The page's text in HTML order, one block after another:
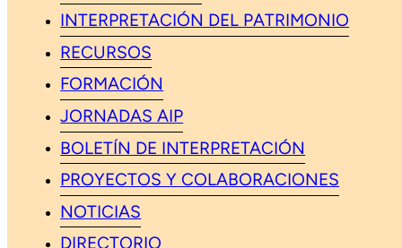
INTERPRETACIÓN DEL PATRIMONIO
RECURSOS
FORMACIÓN
JORNADAS AIP
BOLETÍN DE INTERPRETACIÓN
PROYECTOS Y COLABORACIONES
NOTICIAS